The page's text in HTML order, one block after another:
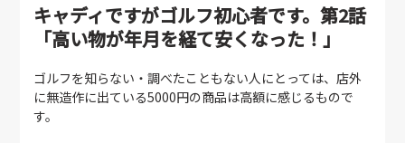
キャディですがゴルフ初心者です。第2話
「高い物が年月を経て安くなった！」
ゴルフを知らない・調べたこともない人にとっては、店外
に無造作に出ている5000円の商品は高額に感じるもので
す。